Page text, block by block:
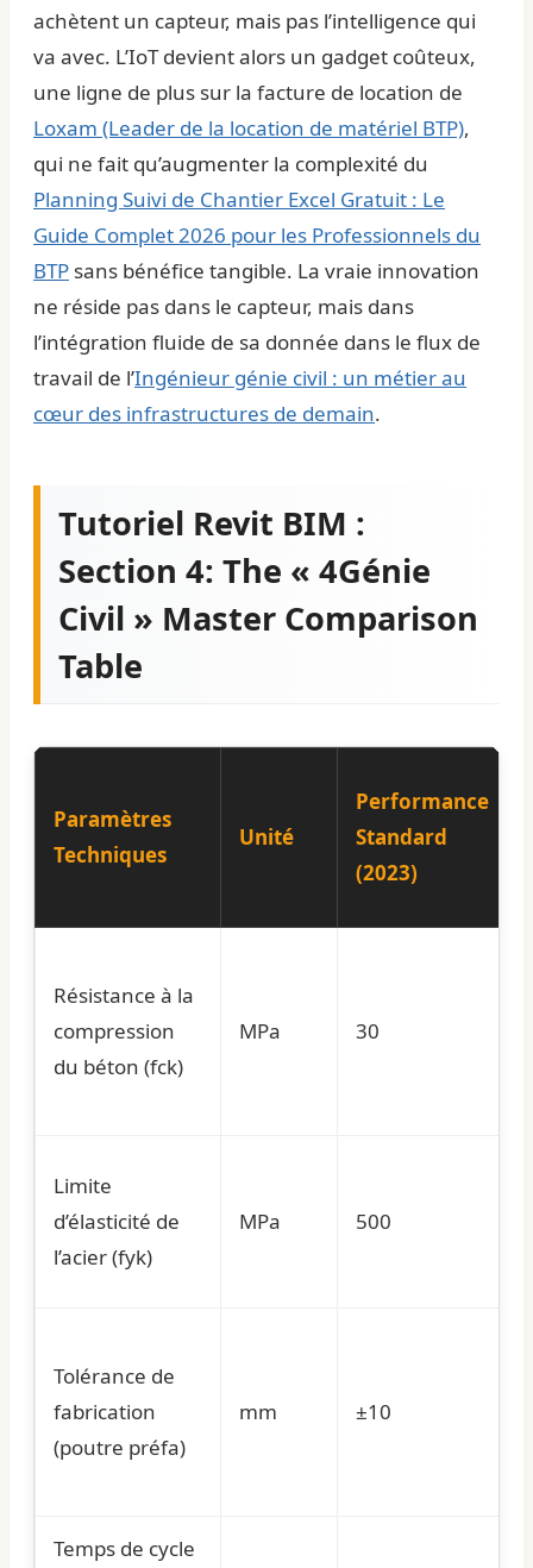
achètent un capteur, mais pas l’intelligence qui
va avec. L’IoT devient alors un gadget coûteux,
une ligne de plus sur la facture de location de
Loxam (Leader de la location de matériel BTP),
qui ne fait qu’augmenter la complexité du
Planning Suivi de Chantier Excel Gratuit : Le
Guide Complet 2026 pour les Professionnels du
BTP sans bénéfice tangible. La vraie innovation
ne réside pas dans le capteur, mais dans
l’intégration fluide de sa donnée dans le flux de
travail de l’Ingénieur génie civil : un métier au
cœur des infrastructures de demain.
Tutoriel Revit BIM :
Section 4: The « 4Génie
Civil » Master Comparison
Table
Paramètres
Techniques
Unité
Performance
Standard
(2023)
Résistance à la
compression
du béton (fck)
MPa 30
Limite
d’élasticité de
l’acier (fyk)
MPa 500
Tolérance de
fabrication
(poutre préfa)
mm ±10
Temps de cycle